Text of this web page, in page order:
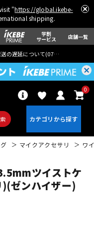
"https://global.ikebe-
shipping.
学割
サービス 店舗一覧
の遅延について(07月29日
0
マイクアクセサリ ワ
ツイストケ
ゼンハイザー)